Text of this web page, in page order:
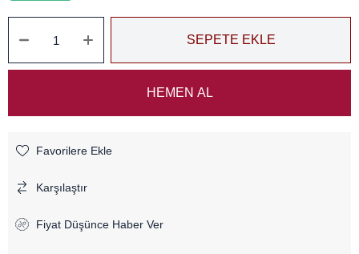
Favorilere Ekle
Karşılaştır
Fiyat Düşünce Haber Ver